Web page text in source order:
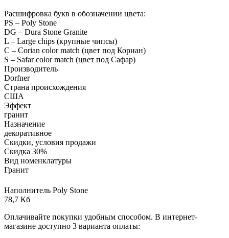
Расшифровка букв в обозначении цвета:
PS – Poly Stone
DG – Dura Stone Granite
L – Large chips (крупные чипсы)
C – Corian color match (цвет под Кориан)
S – Safar color match (цвет под Сафар)
Производитель
Dorfner
Страна происхождения
США
Эффект
гранит
Назначение
декоративное
Скидки, условия продажи
Скидка 30%
Вид номенклатуры
Гранит
Наполнитель Poly Stone
78,7 Кб
Оплачивайте покупки удобным способом. В интернет-
магазине доступно 3 варианта оплаты: